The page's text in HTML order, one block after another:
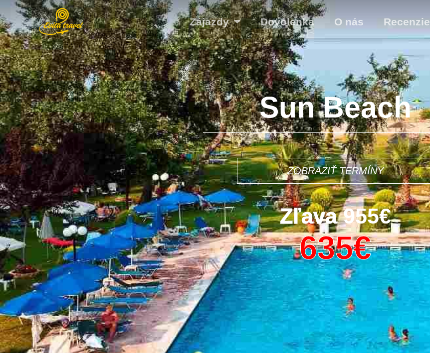
Zájazdy Dovolenka O nás Recenzie
Sun Beach
ZOBRAZIŤ TERMÍNY
Zľava955€
635€